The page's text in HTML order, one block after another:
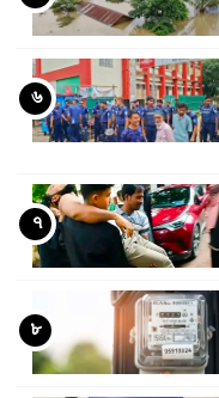
৬
৭
৮